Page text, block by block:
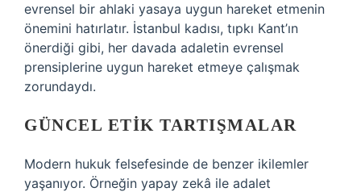
evrensel bir ahlaki yasaya uygun hareket etmenin
önemini hatırlatır. İstanbul kadısı, tıpkı Kant’ın
önerdiği gibi, her davada adaletin evrensel
prensiplerine uygun hareket etmeye çalışmak
zorundaydı.
GÜNCEL ETIK TARTIŞMALAR
Modern hukuk felsefesinde de benzer ikilemler
yaşanıyor. Örneğin yapay zekâ ile adalet